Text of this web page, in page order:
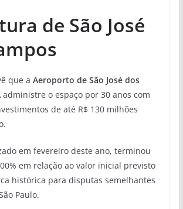
de São José
que a Aeroporto de São José dos
administre o espaço por 30 anos com
de até R$ 130 milhões
em fevereiro deste ano, terminou
em relação ao valor inicial previsto
histórica para disputas semelhantes
Paulo.